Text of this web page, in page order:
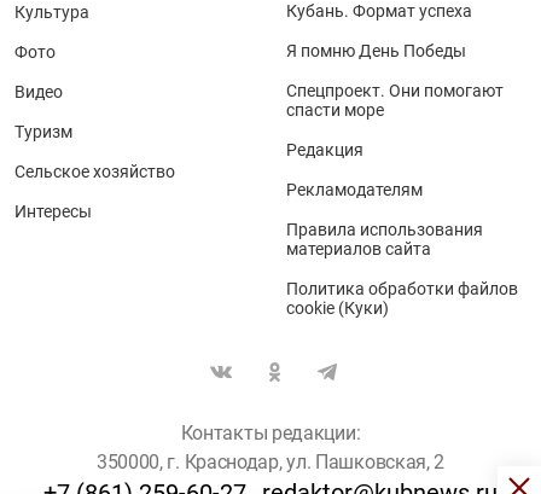
Культура
Фото
Видео
Туризм
Сельское хозяйство
Интересы
Кубань. Формат успеха
Я помню День Победы
Спецпроект. Они помогают
спасти море
Редакция
Рекламодателям
Правила использования
материалов сайта
Политика обработки файлов
cookie (Куки)
Контакты редакции:
350000, г. Краснодар, ул. Пашковская, 2